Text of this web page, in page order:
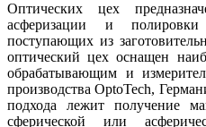
Оптических цех
асферизации и полировки
поступающих из
оптический цех оснащен
обрабатывающим и
производства OptoTech,
подхода лежит получение
сферической или